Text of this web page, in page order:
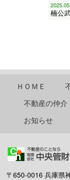
楠公
ＨＯＭＥ
不動産の仲介
お知らせ
〒650-0016 兵庫県